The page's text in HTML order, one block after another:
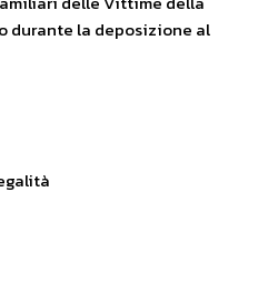
durante la deposizione al